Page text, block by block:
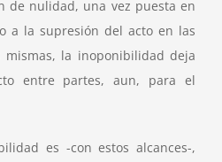
de nulidad, una vez puesta en
a la supresión del acto en las
la inoponibilidad deja
entre partes, aun, para el
es -con estos alcances-,